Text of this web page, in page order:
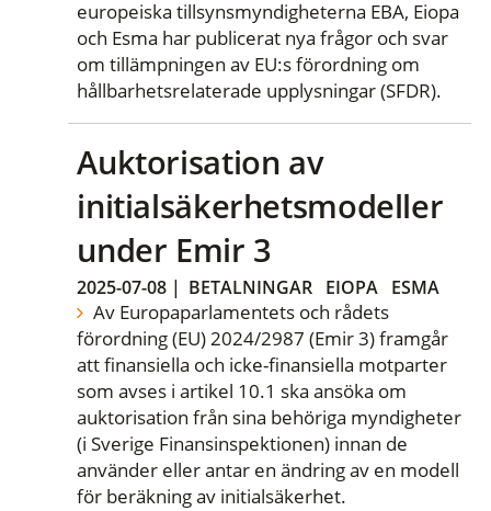
europeiska tillsynsmyndigheterna EBA, Eiopa
och Esma har publicerat nya frågor och svar
om tillämpningen av EU:s förordning om
hållbarhetsrelaterade upplysningar (SFDR).
Auktorisation av
initialsäkerhetsmodeller
under Emir 3
2025-07-08 | BETALNINGAR EIOPA ESMA
Av Europaparlamentets och rådets
förordning (EU) 2024/2987 (Emir 3) framgår
att finansiella och icke-finansiella motparter
som avses i artikel 10.1 ska ansöka om
auktorisation från sina behöriga myndigheter
(i Sverige Finansinspektionen) innan de
använder eller antar en ändring av en modell
för beräkning av initialsäkerhet.